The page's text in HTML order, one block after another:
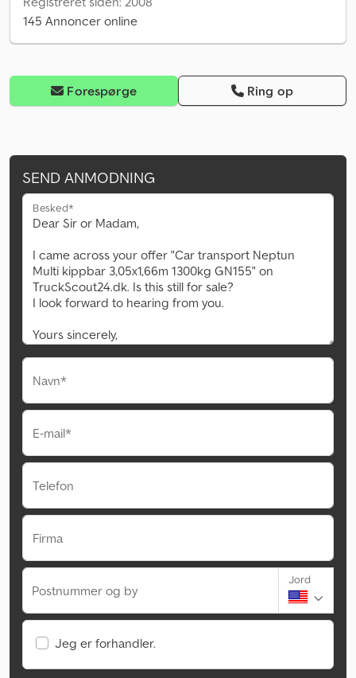
145 Annoncer online
Forespørge Ring op
SEND ANMODNING
Besked*
Navn*
E-mail*
Telefon
Firma
Postnummer og by
Jord
Jeg er forhandler.